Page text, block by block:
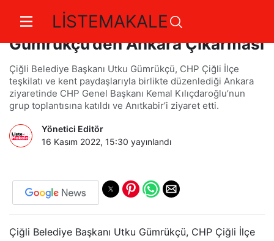
LİSTEMAKALE
Çiğli Belediye Başkanı Utku
Gümrükçü’den Ankara Çıkarması
Çiğli Belediye Başkanı Utku Gümrükçü, CHP Çiğli İlçe
teşkilatı ve kent paydaşlarıyla birlikte düzenlediği Ankara
ziyaretinde CHP Genel Başkanı Kemal Kılıçdaroğlu’nun
grup toplantısına katıldı ve Anıtkabir’i ziyaret etti.
Yönetici Editör
16 Kasım 2022, 15:30 yayınlandı
Çiğli Belediye Başkanı Utku Gümrükçü, CHP Çiğli İlçe